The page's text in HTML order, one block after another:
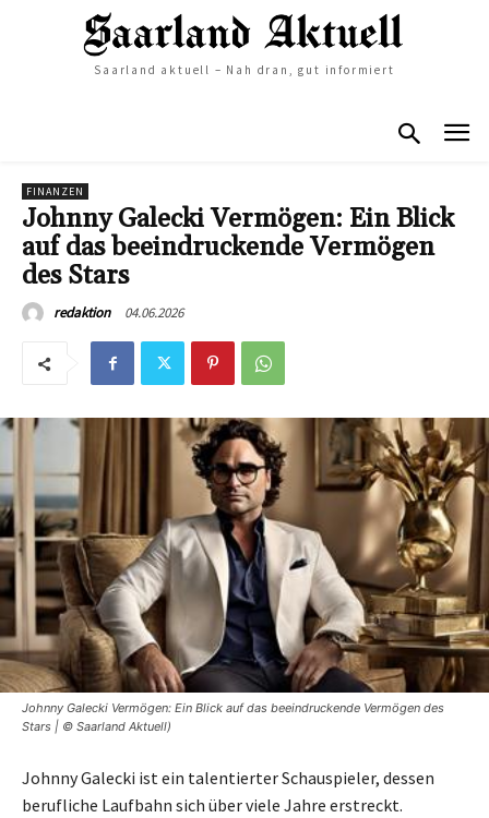
Saarland aktuell – Nah dran, gut informiert
FINANZEN
Johnny Galecki Vermögen: Ein Blick
auf das beeindruckende Vermögen
des Stars
redaktion 04.06.2026
Johnny Galecki Vermögen: Ein Blick auf das beeindruckende Vermögen des
Stars | © Saarland Aktuell)
Johnny Galecki ist ein talentierter Schauspieler, dessen
berufliche Laufbahn sich über viele Jahre erstreckt.